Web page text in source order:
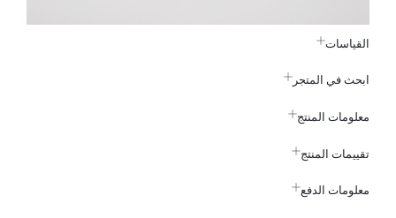
القياسات
ابحث في المتجر
معلومات المنتج
تقييمات المنتج
معلومات الدفع